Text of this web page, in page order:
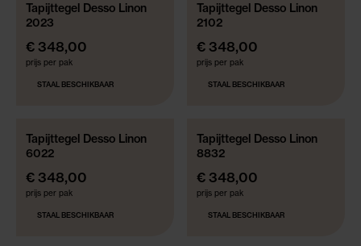
Tapijttegel Desso Linon
2023
€ 348,00
prijs per pak
STAAL BESCHIKBAAR
Tapijttegel Desso Linon
2102
€ 348,00
prijs per pak
STAAL BESCHIKBAAR
Tapijttegel Desso Linon
6022
€ 348,00
prijs per pak
STAAL BESCHIKBAAR
Tapijttegel Desso Linon
8832
€ 348,00
prijs per pak
STAAL BESCHIKBAAR